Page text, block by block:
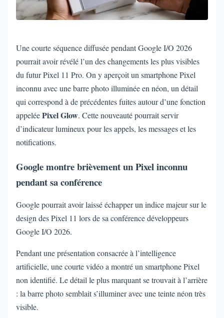
Une courte séquence diffusée pendant Google I/O 2026
pourrait avoir révélé l’un des changements les plus visibles
du futur Pixel 11 Pro. On y aperçoit un smartphone Pixel
inconnu avec une barre photo illuminée en néon, un détail
qui correspond à de précédentes fuites autour d’une fonction
appeléePixel Glow. Cette nouveauté pourrait servir
d’indicateur lumineux pour les appels, les messages et les
notifications.
Google montre brièvement un Pixel inconnu
pendant sa conférence
Google pourrait avoir laissé échapper un indice majeur sur le
design des Pixel 11 lors de sa conférence développeurs
Google I/O 2026.
Pendant une présentation consacrée à l’intelligence
artificielle, une courte vidéo a montré un smartphone Pixel
non identifié. Le détail le plus marquant se trouvait à l’arrière
: la barre photo semblait s’illuminer avec une teinte néon très
visible.